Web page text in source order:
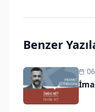
Benzer